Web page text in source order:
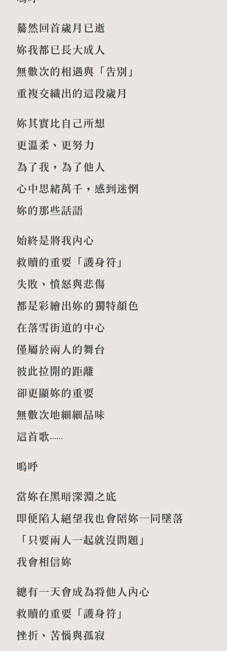
驀然回首歲月已逝
妳我都已長大成人
無數次的相遇與「告別」
重複交織出的這段歲月
妳其實比自己所想
更溫柔、更努力
為了我，為了他人
心中思緒萬千，感到迷惘
妳的那些話語
始終是將我內心
救贖的重要「護身符」
失敗、憤怒與悲傷
都是彩繪出妳的獨特顏色
在落雪街道的中心
僅屬於兩人的舞台
彼此拉開的距離
卻更顯妳的重要
無數次地細細品味
這首歌⋯⋯
嗚呼
當妳在黑暗深淵之底
即便陷入絕望我也會陪妳一同墜落
「只要兩人一起就沒問題」
我會相信妳
總有一天會成為将他人內心
救贖的重要「護身符」
挫折、苦惱與孤寂